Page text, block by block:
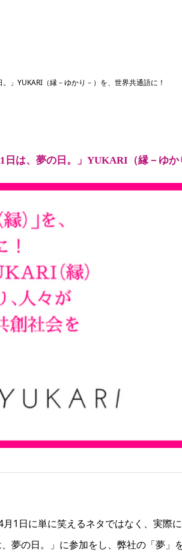
」YUKARI（縁－ゆかり－）を、世界共通語に！
日は、夢の日。」YUKARI（縁－ゆか
1日に単に笑えるネタではなく、実際
夢の日。」に参加をし、弊社の「夢」